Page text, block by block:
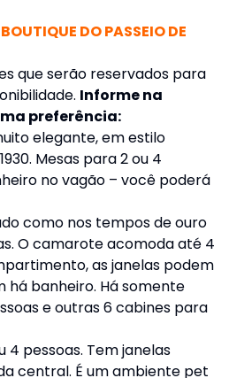
DO PASSEIO DE
que serão reservados para
Informe na
preferência:
elegante, em estilo
Mesas para 2 ou 4
no vagão – você poderá
como nos tempos de ouro
O camarote acomoda até 4
as janelas podem
banheiro. Há somente
e outras 6 cabines para
4 pessoas. Tem janelas
central. É um ambiente pet